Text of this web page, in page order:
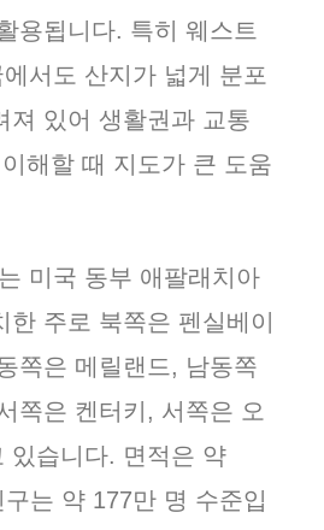
용됩니다. 특히 웨스트
서도 산지가 넓게 분포
져 있어 생활권과 교통
해할 때 지도가 큰 도움
미국 동부 애팔래치아
주로 북쪽은 펜실베이
쪽은 메릴랜드, 남동쪽
쪽은 켄터키, 서쪽은 오
있습니다. 면적은 약
는 약 177만 명 수준입